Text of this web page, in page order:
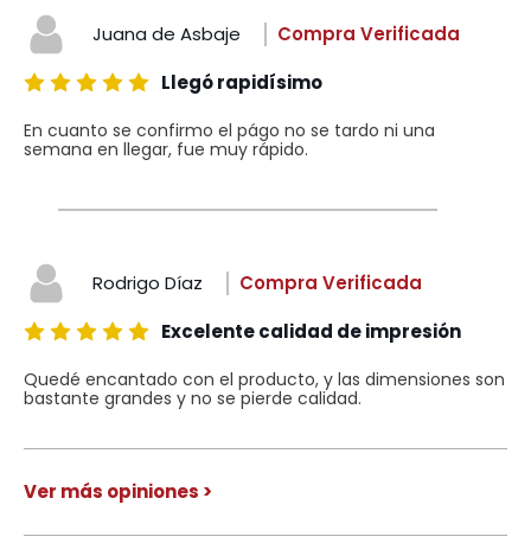
Juana de Asbaje
Compra Verificada
Llegó rapidísimo
En cuanto se confirmo el págo no se tardo ni una
semana en llegar, fue muy rápido.
Rodrigo Díaz
Compra Verificada
Excelente calidad de impresión
Quedé encantado con el producto, y las dimensiones son
bastante grandes y no se pierde calidad.
Ver más opiniones >